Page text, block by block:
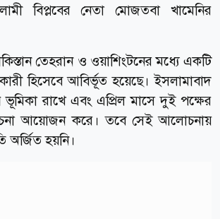
বিপ্লবের নেতা মোজতবা খামেনির
তেহরান ও ওয়াশিংটনের মধ্যে একটি
হিসেবে আবির্ভূত হয়েছে। ইসলামাবাদ
ভূমিকা রাখে এবং এপ্রিল মাসে দুই পক্ষের
আয়োজন করে। তবে সেই আলোচনায়
হয়নি।